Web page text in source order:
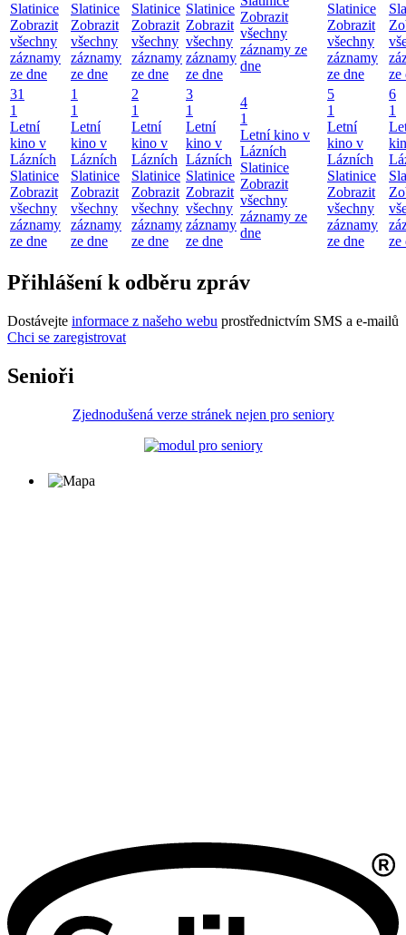
Slatinice
Zobrazit
všechny
záznamy
ze dne
Slatinice
Zobrazit
všechny
záznamy
ze dne
Slatinice
Zobrazit
všechny
záznamy
ze dne
Slatinice
Zobrazit
všechny
záznamy
ze dne
Zobrazit
všechny
záznamy ze
dne
Slatinice
Zobrazit
všechny
záznamy
ze dne
ze
31
1
Letní
kino v
Lázních
Slatinice
Zobrazit
všechny
záznamy
ze dne
1
1
Letní
kino v
Lázních
Slatinice
Zobrazit
všechny
záznamy
ze dne
2
1
Letní
kino v
Lázních
Slatinice
Zobrazit
všechny
záznamy
ze dne
3
1
Letní
kino v
Lázních
Slatinice
Zobrazit
všechny
záznamy
ze dne
4
1
Letní kino v
Lázních
Slatinice
Zobrazit
všechny
záznamy ze
dne
5
1
Letní
kino v
Lázních
Slatinice
Zobrazit
všechny
záznamy
ze dne
6
1
ze
Přihlášení k odběru zpráv
Dostávejte informace z našeho webu prostřednictvím SMS a e-mailů
Chci se zaregistrovat
Senioři
Zjednodušená verze stránek nejen pro seniory